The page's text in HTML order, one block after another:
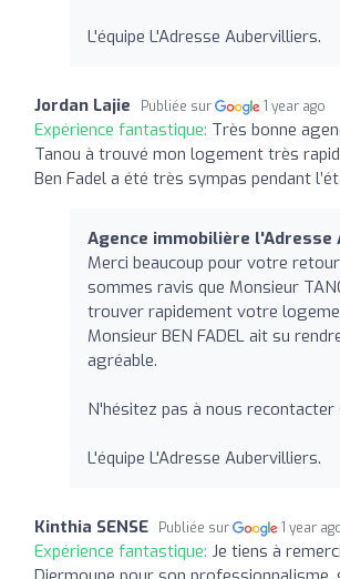
L'équipe L'Adresse Aubervilliers.
Jordan Lajie Publiée sur 1 year ago
Expérience fantastique: Très bonne
Tanou à trouvé mon logement très
Ben Fadel a été très sympas pendant
Agence immobilière l'Adresse
Merci beaucoup pour votre
sommes ravis que Monsieur
trouver rapidement votre
Monsieur BEN FADEL ait su
agréable.
N'hésitez pas à nous recontacter
L'équipe L'Adresse Aubervilliers.
Kinthia SENSE Publiée sur 1 year
Expérience fantastique: Je tiens à